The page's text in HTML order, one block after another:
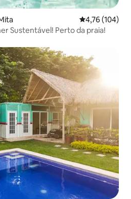
4,76 de uma
4,76 (104)
Sustentável! Perto da praia!